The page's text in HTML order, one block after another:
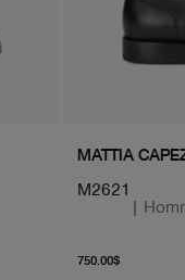
MATTIA
M2621
|
750.00$